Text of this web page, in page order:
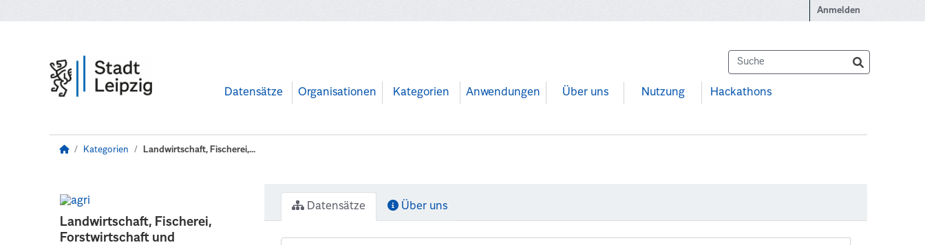
Anmelden
Datensätze Organisationen Kategorien Anwendungen Über uns Nutzung Hackathons
Kategorien Landwirtschaft, Fischerei,...
Landwirtschaft, Fischerei,
Forstwirtschaft und
Datensätze Über uns